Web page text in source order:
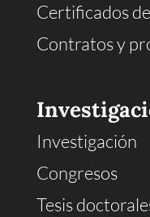
Certificados
Contratos y
Investigación
Congresos
Tesis